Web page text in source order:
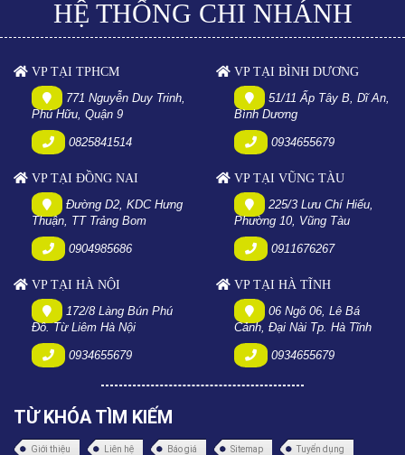
HỆ THỐNG CHI NHÁNH
VP TẠI TPHCM
771 Nguyễn Duy Trinh,
Phú Hữu, Quận 9
0825841514
VP TẠI BÌNH DƯƠNG
51/11 Ấp Tây B, Dĩ An,
Bình Dương
0934655679
VP TẠI ĐỒNG NAI
Đường D2, KDC Hưng
Thuận, TT Trảng Bom
0904985686
VP TẠI VŨNG TÀU
225/3 Lưu Chí Hiếu,
Phường 10, Vũng Tàu
0911676267
VP TẠI HÀ NỘI
172/8 Làng Bún Phú
Đô. Từ Liêm Hà Nội
0934655679
VP TẠI HÀ TĨNH
06 Ngõ 06, Lê Bá
Cảnh, Đại Nài Tp. Hà Tĩnh
0934655679
TỪ KHÓA TÌM KIẾM
Giới thiệu Liên hệ Báo giá Sitemap Tuyển dụng